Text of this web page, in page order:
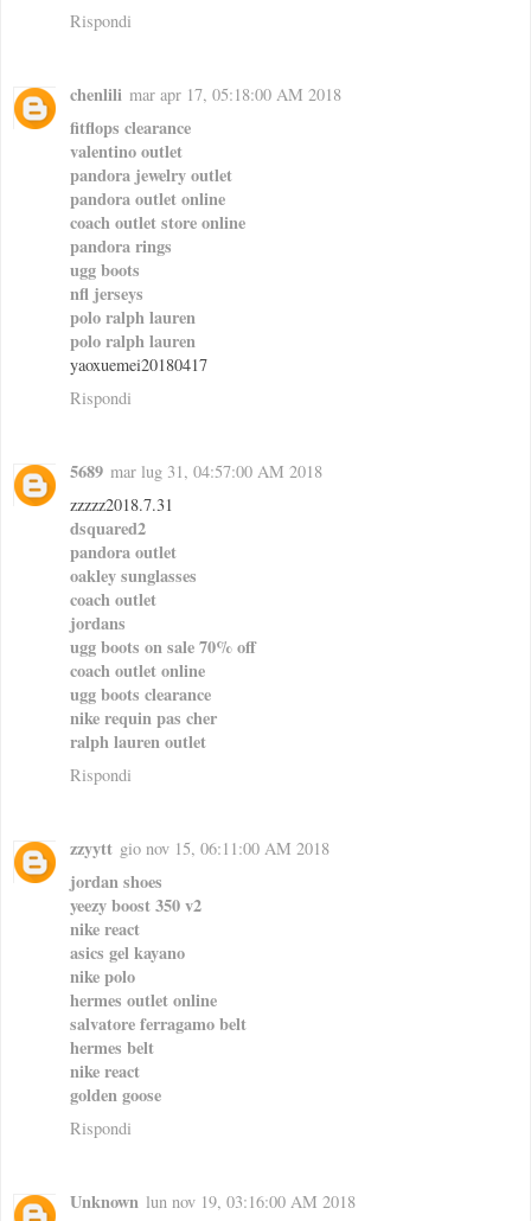
Rispondi
chenlili mar apr 17, 05:18:00 AM 2018
fitflops clearance
valentino outlet
pandora jewelry outlet
pandora outlet online
coach outlet store online
pandora rings
ugg boots
nfl jerseys
polo ralph lauren
polo ralph lauren
yaoxuemei20180417
Rispondi
5689 mar lug 31, 04:57:00 AM 2018
zzzzz2018.7.31
dsquared2
pandora outlet
oakley sunglasses
coach outlet
jordans
ugg boots on sale 70% off
coach outlet online
ugg boots clearance
nike requin pas cher
ralph lauren outlet
Rispondi
zzyytt gio nov 15, 06:11:00 AM 2018
jordan shoes
yeezy boost 350 v2
nike react
asics gel kayano
nike polo
hermes outlet online
salvatore ferragamo belt
hermes belt
nike react
golden goose
Rispondi
Unknown lun nov 19, 03:16:00 AM 2018